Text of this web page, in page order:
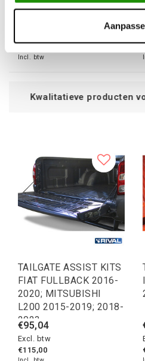
Incl. btw
voor een eerlijke prijs
TAILGATE ASSIST KITS
FIAT FULLBACK 2016-
2020; MITSUBISHI
L200 2015-2019; 2018-
2023
€95,04
Excl. btw
€115,00